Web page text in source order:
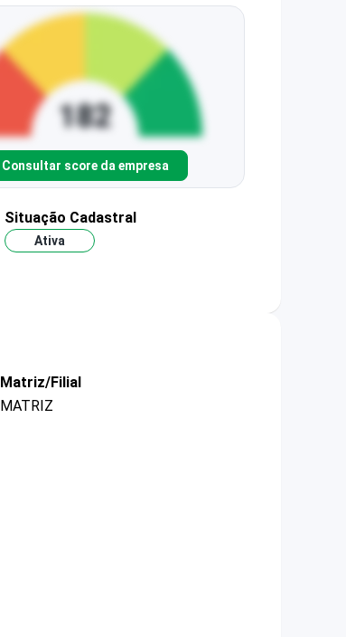
Consultar score da empresa
Situação Cadastral
Ativa
Matriz/Filial
MATRIZ